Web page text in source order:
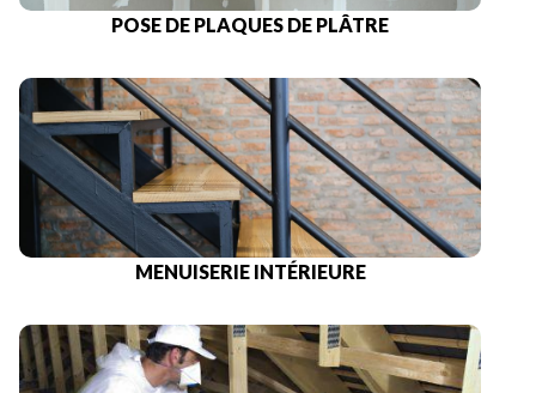
POSE DE PLAQUES DE PLÂTRE
MENUISERIE INTÉRIEURE